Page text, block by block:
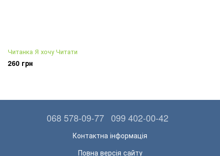
Читанка Я хочу Читати
260 грн
068 578-09-77 099 402-00-42
Контактна інформація
Повна версія сайту